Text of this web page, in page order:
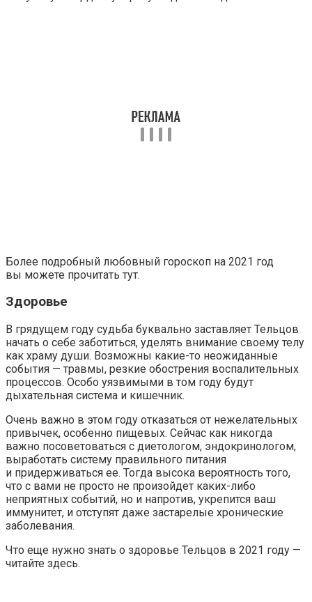
Более подробный любовный гороскоп на 2021 год
вы можете прочитать тут.
Здоровье
В грядущем году судьба буквально заставляет Тельцов
начать о себе заботиться, уделять внимание своему телу
как храму души. Возможны какие-то неожиданные
события — травмы, резкие обострения воспалительных
процессов. Особо уязвимыми в том году будут
дыхательная система и кишечник.
Очень важно в этом году отказаться от нежелательных
привычек, особенно пищевых. Сейчас как никогда
важно посоветоваться с диетологом, эндокринологом,
выработать систему правильного питания
и придерживаться ее. Тогда высока вероятность того,
что с вами не просто не произойдет каких-либо
неприятных событий, но и напротив, укрепится ваш
иммунитет, и отступят даже застарелые хронические
заболевания.
Что еще нужно знать о здоровье Тельцов в 2021 году —
читайте здесь.